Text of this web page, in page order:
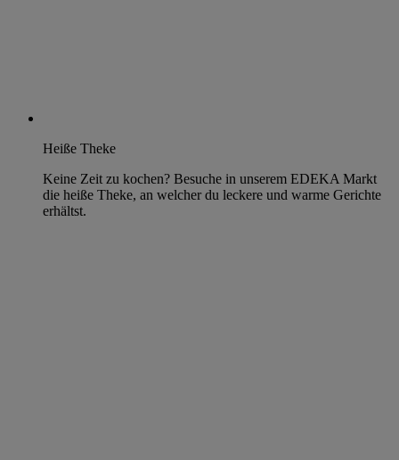
Heiße Theke
Keine Zeit zu kochen? Besuche in unserem EDEKA Markt
die heiße Theke, an welcher du leckere und warme Gerichte
erhältst.